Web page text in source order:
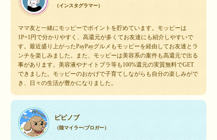
（インスタグラマー）
ママ友と一緒にモッピーでポイントを貯めています。モッピーは
1P=1円で分かりやすく、高還元が多くてお友達にも紹介しやすいで
す。最近盛り上がったPayPayグルメもモッピーを経由してお友達とラ
ンチを楽しみました。また、モッピーは美容系の案件も高還元で出る
事があります。美容液やナイトブラ等も100%還元の実質無料でGET
できました。モッピーのおかげで子育てしながらも自分の楽しみがで
き、日々の生活が豊かになりました。
ピピノブ
（陸マイラー/ブロガー）